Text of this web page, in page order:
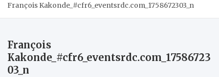
François Kakonde_#cfr6_eventsrdc.com_1758672303_n
François
Kakonde_#cfr6_eventsrdc.com_17586723
03_n